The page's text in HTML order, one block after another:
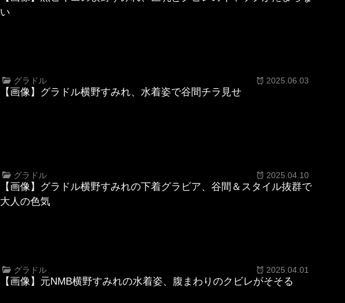
い
グラドル 2025.06.03
【画像】グラドル横野すみれ、水着姿で谷間チラ見せ
グラドル 2025.04.10
【画像】グラドル横野すみれの下着グラビア、谷間＆スタイル抜群で
大人の色気
グラドル 2025.04.01
【画像】元NMB横野すみれの水着姿、腹まわりのクビレがそそる